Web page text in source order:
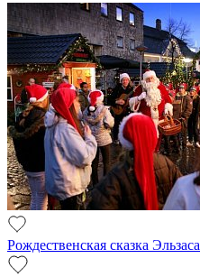
Рождественская сказка Эльзаса